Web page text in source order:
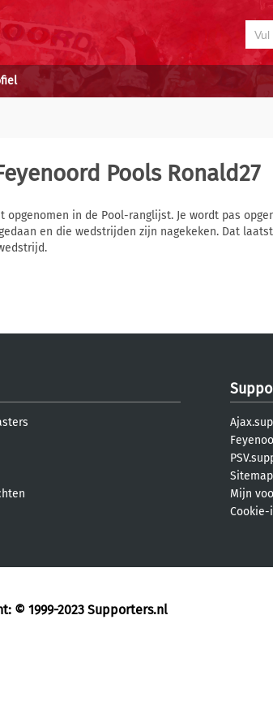
Pools Ronald27
opgenomen in de Pool-ranglijst. Je wordt pas
en die wedstrijden zijn nagekeken. Dat
Sitemap
Mijn
© 1999-2023 Supporters.nl